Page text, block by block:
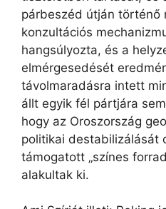
párbeszéd útján történő
konzultációs
hangsúlyozta, és a
elmérgesedését
távolmaradásra intett
állt egyik fél pártjára
hogy az Oroszország
politikai destabilizálását
támogatott „színes
alakultak ki.